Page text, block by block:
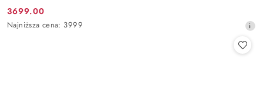
Cena
promocyjna:
3699.00
Najniższa
Najniższa cena: 3999